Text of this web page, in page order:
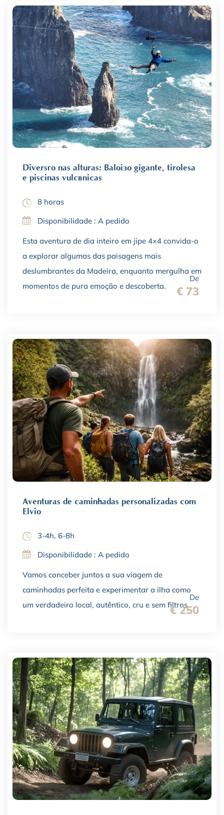
Diversão nas alturas: Baloiço gigante, tirolesa
e piscinas vulcânicas
De
€ 73
8 horas
Disponibilidade : A pedido
Esta aventura de dia inteiro em jipe 4×4 convida-o
a explorar algumas das paisagens mais
deslumbrantes da Madeira, enquanto mergulha em
momentos de pura emoção e descoberta.
Aventuras de caminhadas personalizadas com
Elvio
De
€ 250
3-4h, 6-8h
Disponibilidade : A pedido
Vamos conceber juntos a sua viagem de
caminhadas perfeita e experimentar a ilha como
um verdadeiro local, autêntico, cru e sem filtros.